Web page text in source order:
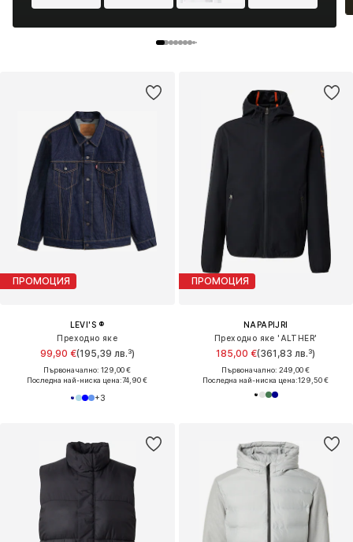
ПРОМОЦИЯ
LEVI'S ®
Преходно яке
99,90 €(195,39 лв.³)
Първоначално: 129,00 €
Последна най-ниска цена:74,90 €
+3
ПРОМОЦИЯ
NAPAPIJRI
Преходно яке 'ALTHER'
185,00 €(361,83 лв.³)
Първоначално: 249,00 €
Последна най-ниска цена:129,50 €